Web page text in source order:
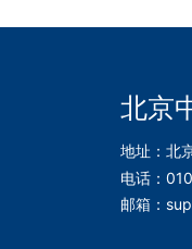
北京
地址：北
电话：
邮箱：